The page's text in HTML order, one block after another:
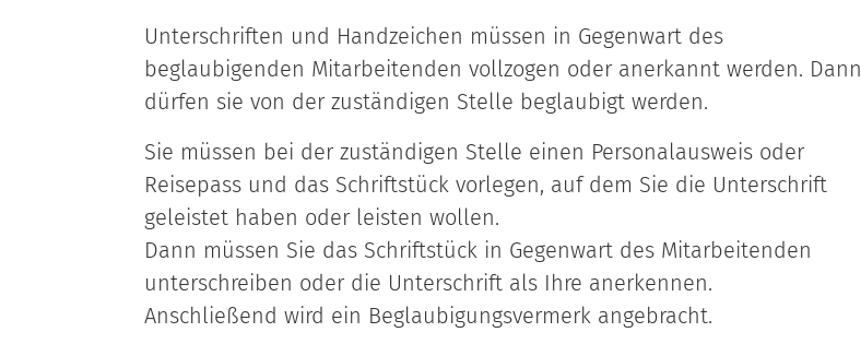
Unterschriften und Handzeichen müssen in Gegenwart des
beglaubigenden Mitarbeitenden vollzogen oder anerkannt werden. Dann
dürfen sie von der zuständigen Stelle beglaubigt werden.
Sie müssen bei der zuständigen Stelle einen Personalausweis oder
Reisepass und das Schriftstück vorlegen, auf dem Sie die Unterschrift
geleistet haben oder leisten wollen.
Dann müssen Sie das Schriftstück in Gegenwart des Mitarbeitenden
unterschreiben oder die Unterschrift als Ihre anerkennen.
Anschließend wird ein Beglaubigungsvermerk angebracht.